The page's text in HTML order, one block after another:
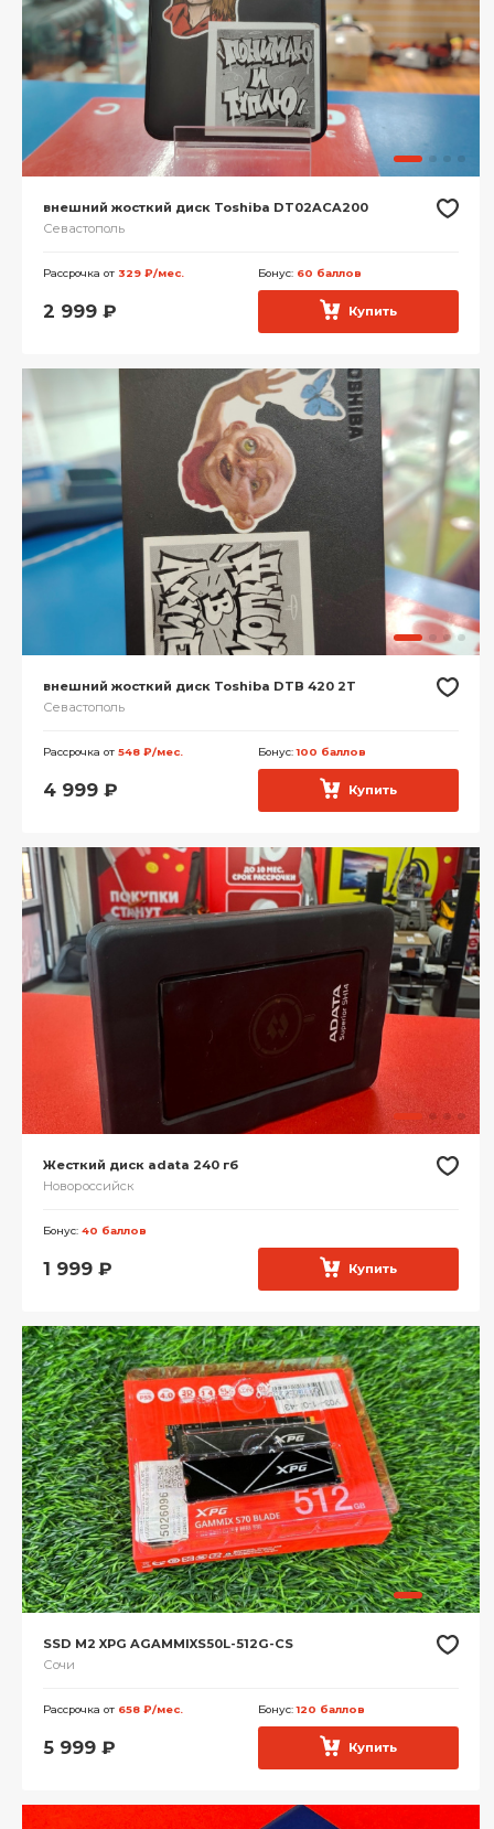
внешний жосткий диск Toshiba DT02ACA200
Севастополь
Рассрочка от 329 ₽/мес. Бонус: 60 баллов
2 999 ₽ Купить
внешний жосткий диск Toshiba DTB 420 2T
Севастополь
Рассрочка от 548 ₽/мес. Бонус:100 баллов
4 999 ₽ Купить
Жесткий диск adata 240 гб
Новороссийск
Бонус: 40 баллов
1 999 ₽ Купить
SSD M2 XPG AGAMMIXS50L-512G-CS
Сочи
Рассрочка от 658 ₽/мес. Бонус:120 баллов
5 999 ₽ Купить